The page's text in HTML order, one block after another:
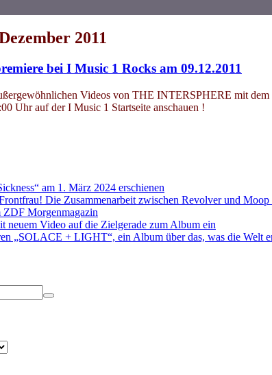
2011
bei I Music 1 Rocks am 09.12.2011
Videos von THE INTERSPHERE mit
Uhr auf der I Music 1 Startseite anschauen !
am 1. März 2024 erschienen
Die Zusammenarbeit zwischen Revolver und Moop
Morgenmagazin
neuem Video auf die Zielgerade zum Album ein
„SOLACE + LIGHT“, ein Album über das, was die Welt